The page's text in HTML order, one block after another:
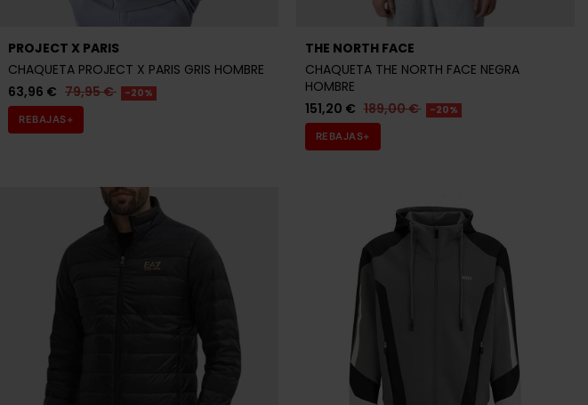
PROJECT X PARIS
CHAQUETA PROJECT X PARIS GRIS HOMBRE
63,96 € 79,95 € -20%
REBAJAS+
THE NORTH FACE
CHAQUETA THE NORTH FACE NEGRA
HOMBRE
151,20 € 189,00 € -20%
REBAJAS+